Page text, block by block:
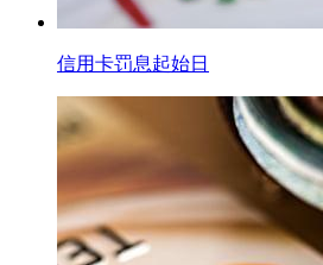
信用卡罚息起始日